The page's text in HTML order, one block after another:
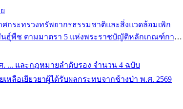
กระทรวงทรัพยากรธรรมชาติและสิ่งแวดล้อมเพิก
ธุ์พืช ตามมาตรา 5 แห่งพระราชบัญัติหลักเกณฑ์การ
.ศ. 2562
... และกฎหมายลำดับรอง จำนวน 4 ฉบับ
ลือเยียวยาผู้ได้รับผลกระทบจากช้างป่า พ.ศ. 2569